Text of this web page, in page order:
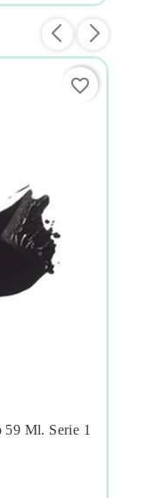
Ml. Serie 1
favorite_border